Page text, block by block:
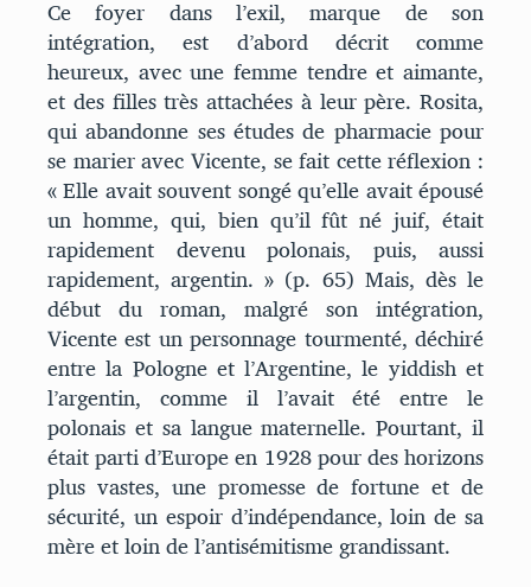
Ce foyer dans l’exil, marque de son
intégration, est d’abord décrit comme
heureux, avec une femme tendre et aimante,
et des filles très attachées à leur père. Rosita,
qui abandonne ses études de pharmacie pour
se marier avec Vicente, se fait cette réflexion :
« Elle avait souvent songé qu’elle avait épousé
un homme, qui, bien qu’il fût né juif, était
rapidement devenu polonais, puis, aussi
rapidement, argentin. » (p. 65) Mais, dès le
début du roman, malgré son intégration,
Vicente est un personnage tourmenté, déchiré
entre la Pologne et l’Argentine, le yiddish et
l’argentin, comme il l’avait été entre le
polonais et sa langue maternelle. Pourtant, il
était parti d’Europe en 1928 pour des horizons
plus vastes, une promesse de fortune et de
sécurité, un espoir d’indépendance, loin de sa
mère et loin de l’antisémitisme grandissant.